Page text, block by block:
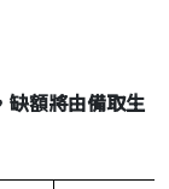
缺額將由備取生